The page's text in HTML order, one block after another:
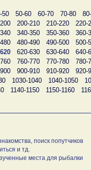
50 50-60 60-70 70-80
200-210 210-220 220-
340-350 350-360 360-
480-490 490-500 500-
620-630 630-640 640-
760-770 770-780 780-
900-910 910-920 920-
1030-1040 1040-1050
1140-1150 1150-1160
поиск попутчиков
и тд.
места для рыбалки